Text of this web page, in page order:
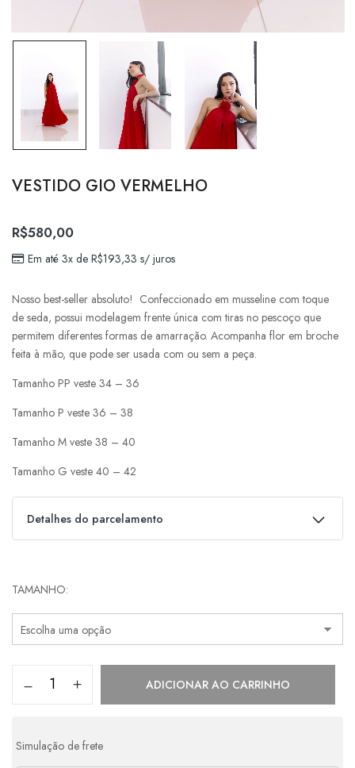
VESTIDO GIO VERMELHO
R$580,00
Em até 3x de R$193,33 s/ juros
Nosso best-seller absoluto! Confeccionado em musseline com toque
de seda, possui modelagem frente única com tiras no pescoço que
permitem diferentes formas de amarração. Acompanha flor em broche
feita à mão, que pode ser usada com ou sem a peça.
Tamanho PP veste 34 – 36
Tamanho P veste 36 – 38
Tamanho M veste 38 – 40
Tamanho G veste 40 – 42
Detalhes do parcelamento
2x deR$290,00s/ juros R$580,00
3x de
TAMANHO
ADICIONAR AO CARRINHO
Simulação de frete